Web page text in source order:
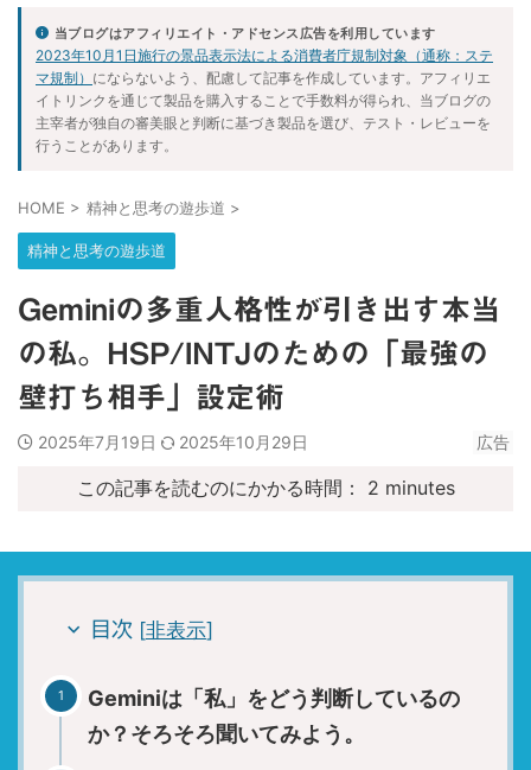
アーカイブ
2026/6/1：当ブログが１周年を迎えました。皆さんありがと
HSS型HSPが暴く集団的虚妄｜世界の不条理と職場ノイズを断
2026.07.26
HSS型HSP×INTJの単発バイト術｜タイミー・シェアフルで凌
魔法入門の実践ガイド｜W.E.バトラーが説く魔法人格の構築と
意識変容を促す深層心理戦略
【生存の余白】人生最悪の３ヶ月｜組織崩壊した会社で就職を
後悔した日々の記録
2026.07.01
質の観戦体験
当ブログはアフィリエイト・アドセンス広告を利用しています
2023年10月1日施行の景品表示法による消費者庁規制対象（通称：ステ
マ規制） にならないよう、配慮して記事を作成しています。アフィリエ
イトリンクを通じて製品を購入することで手数料が得られ、当ブログの
主宰者が独自の審美眼と判断に基づき製品を選び、テスト・レビューを
行うことがあります。
HOME > 精神と思考の遊歩道 >
精神と思考の遊歩道
Geminiの多重人格性が引き出す本当
の私。HSP/INTJのための「最強の
壁打ち相手」設定術
2025年7月19日 2025年10月29日 広告
この記事を読むのにかかる時間： 2 minutes
目次 [非表示]
Geminiは「私」をどう判断しているの
か？そろそろ聞いてみよう。